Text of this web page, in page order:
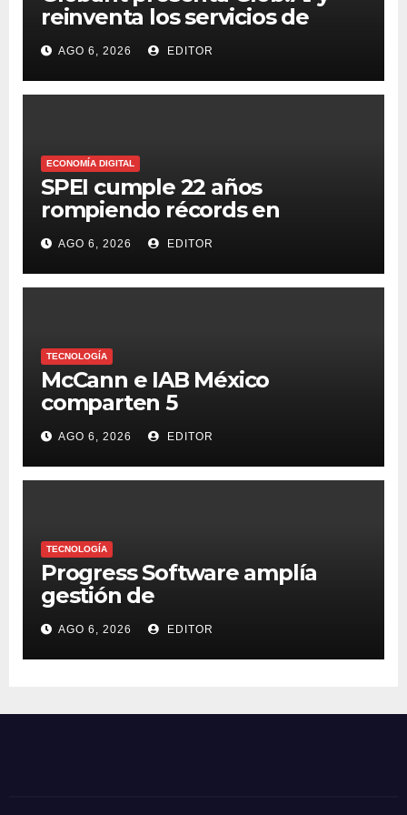
reinventa los servicios de
tecnología para la era de la IA
AGO 6, 2026 EDITOR
ECONOMÍA DIGITAL
SPEI cumple 22 años
rompiendo récords en
transferencias y adopción
AGO 6, 2026 EDITOR
TECNOLOGÍA
McCann e IAB México
comparten 5
macrotendencias en la
industria del marketing y la
publicidad
AGO 6, 2026 EDITOR
TECNOLOGÍA
Progress Software amplía
gestión de
supercomputadoras de IA
NVIDIA DGX Spark con Chef
AGO 6, 2026 EDITOR